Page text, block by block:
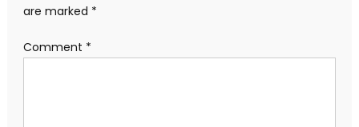
are marked *
Comment *